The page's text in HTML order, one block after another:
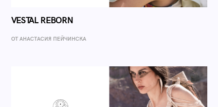
VESTAL REBORN
ОТ AНАСТАСИЯ ПЕЙЧИНСКА